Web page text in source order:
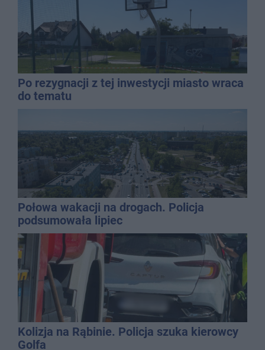
Po rezygnacji z tej inwestycji miasto wraca
do tematu
Połowa wakacji na drogach. Policja
podsumowała lipiec
Kolizja na Rąbinie. Policja szuka kierowcy
Golfa